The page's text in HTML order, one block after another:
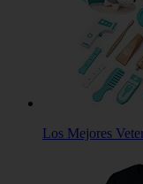
Los Mejores